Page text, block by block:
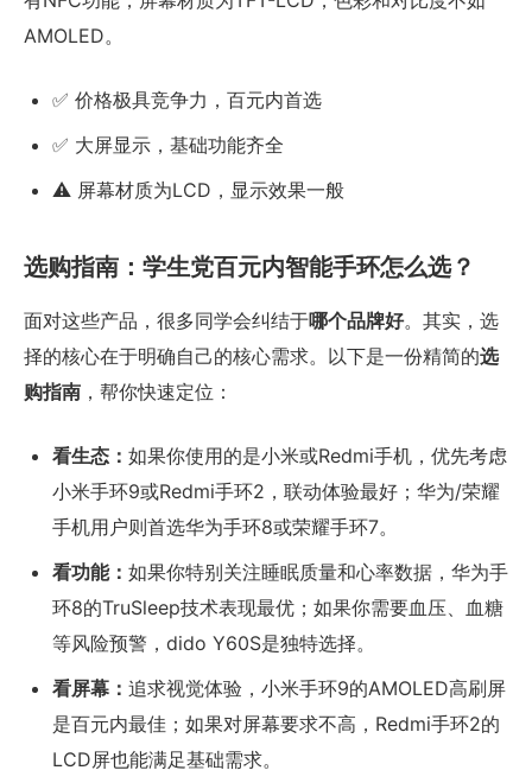
AMOLED。
✅ 价格极具竞争力，百元内首选
✅ 大屏显示，基础功能齐全
⚠️ 屏幕材质为LCD，显示效果一般
选购指南：学生党百元内智能手环怎么选？
面对这些产品，很多同学会纠结于哪个品牌好。其实，选
择的核心在于明确自己的核心需求。以下是一份精简的选
购指南 ，帮你快速定位：
看生态： 如果你使用的是小米或Redmi手机，优先考虑
小米手环9或Redmi手环2，联动体验最好；华为/荣耀
手机用户则首选华为手环8或荣耀手环7。
看功能： 如果你特别关注睡眠质量和心率数据，华为手
环8的TruSleep技术表现最优；如果你需要血压、血糖
等风险预警，dido Y60S是独特选择。
看屏幕： 追求视觉体验，小米手环9的AMOLED高刷屏
是百元内最佳；如果对屏幕要求不高，Redmi手环2的
LCD屏也能满足基础需求。